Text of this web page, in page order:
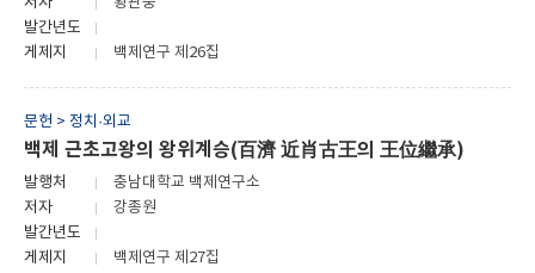
발간년도
게제지
백제연구 제26집
문헌 > 정치·외교
백제 근초고왕의 왕위계승(百濟 近肖古王의 王位繼承)
발행처
충남대학교 백제연구소
저자
강종원
발간년도
게제지
백제연구 제27집